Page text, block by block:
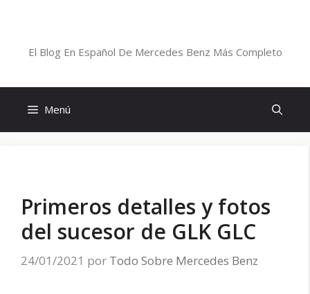
El Blog En Español De Mercedes Benz Más Completo
Menú
Primeros detalles y fotos
del sucesor de GLK GLC
24/01/2021 por Todo Sobre Mercedes Benz